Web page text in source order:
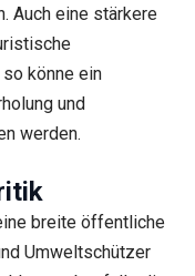
Auch eine stärkere
könne ein
und
werden.
breite öffentliche
Umweltschützer